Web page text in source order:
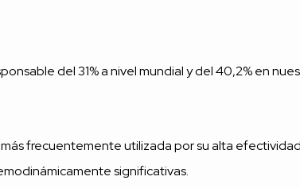
del 31% a nivel mundial y del 40,2% en
frecuentemente utilizada por su alta
significativas.